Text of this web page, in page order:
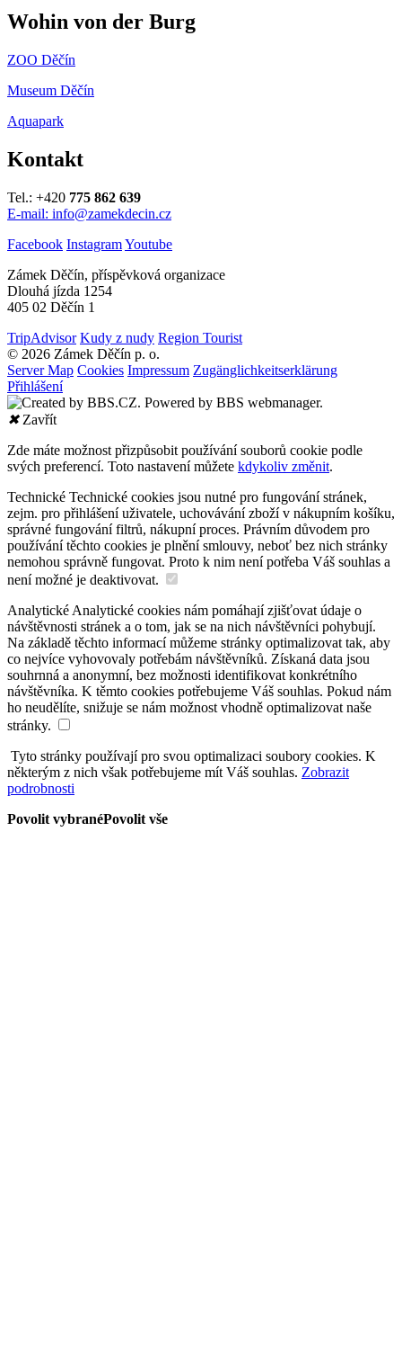
Wohin von der Burg
ZOO Děčín
Museum Děčín
Aquapark
Kontakt
Tel.: +420 775 862 639
E-mail: info@zamekdecin.cz
Facebook InstagramYoutube
Zámek Děčín, příspěvková organizace
Dlouhá jízda 1254
405 02 Děčín 1
TripAdvisor Kudy z nudy Region Tourist
© 2026 Zámek Děčín p. o.
Server Map Cookies Impressum Zugänglichkeitserklärung
Přihlášení
✖Zavřít
Zde máte možnost přizpůsobit používání souborů cookie podle
svých preferencí. Toto nastavení můžete kdykoliv změnit.
Technické Technické cookies jsou nutné pro fungování stránek,
zejm. pro přihlášení uživatele, uchovávání zboží v nákupním košíku,
správné fungování filtrů, nákupní proces. Právním důvodem pro
používání těchto cookies je plnění smlouvy, neboť bez nich stránky
nemohou správně fungovat. Proto k nim není potřeba Váš souhlas a
není možné je deaktivovat.
Analytické Analytické cookies nám pomáhají zjišťovat údaje o
návštěvnosti stránek a o tom, jak se na nich návštěvníci pohybují.
Na základě těchto informací můžeme stránky optimalizovat tak, aby
co nejvíce vyhovovaly potřebám návštěvníků. Získaná data jsou
souhrnná a anonymní, bez možnosti identifikovat konkrétního
návštěvníka. K těmto cookies potřebujeme Váš souhlas. Pokud nám
ho neudělíte, snižuje se nám možnost vhodně optimalizovat naše
stránky.
Tyto stránky používají pro svou optimalizaci soubory cookies. K
některým z nich však potřebujeme mít Váš souhlas. Zobrazit
podrobnosti
Povolit vybranéPovolit vše